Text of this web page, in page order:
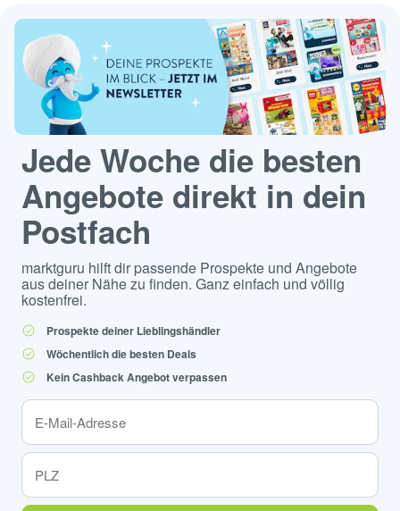
Jede Woche die besten
Angebote direkt in dein
Postfach
marktguru hilft dir passende Prospekte und Angebote
aus deiner Nähe zu finden. Ganz einfach und völlig
kostenfrei.
Prospekte deiner Lieblingshändler
Wöchentlich die besten Deals
Kein Cashback Angebot verpassen